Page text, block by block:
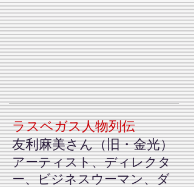
ラスベガス人物列伝
友利麻美さん（旧・金光）
アーティスト、ディレクタ
ー、ビジネスウーマン、ダ